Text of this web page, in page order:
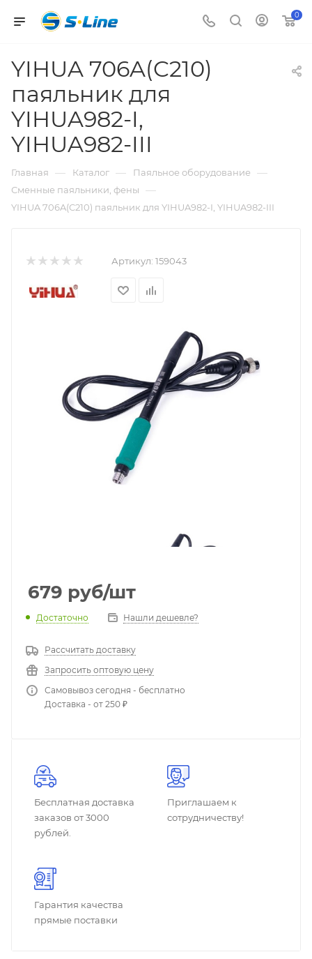
0
YIHUA 706A(C210)
паяльник для
YIHUA982-I,
YIHUA982-III
Главная — Каталог — Паяльное оборудование —
Сменные паяльники, фены —
YIHUA 706A(C210) паяльник для YIHUA982-I, YIHUA982-III
Артикул: 159043
679 руб/шт
Достаточно Нашли дешевле?
Рассчитать доставку
Запросить оптовую цену
Самовывоз сегодня - бесплатно
Доставка - от 250 ₽
Бесплатная доставка
заказов от 3000
рублей.
Приглашаем к
сотрудничеству!
Гарантия качества
прямые поставки